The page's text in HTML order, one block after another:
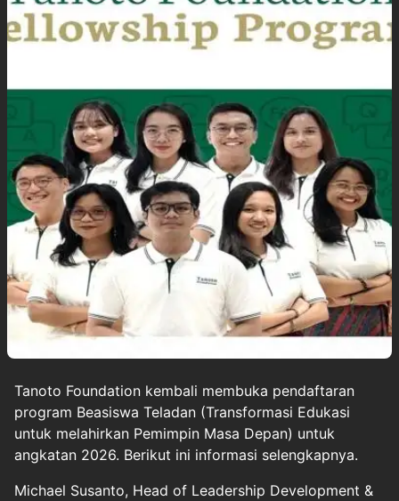
Tanoto Foundation kembali membuka pendaftaran
program Beasiswa Teladan (Transformasi Edukasi
untuk melahirkan Pemimpin Masa Depan) untuk
angkatan 2026. Berikut ini informasi selengkapnya.
Michael Susanto, Head of Leadership Development &